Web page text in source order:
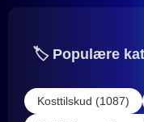
🏷️ Populære
Kosttilskud (1087)